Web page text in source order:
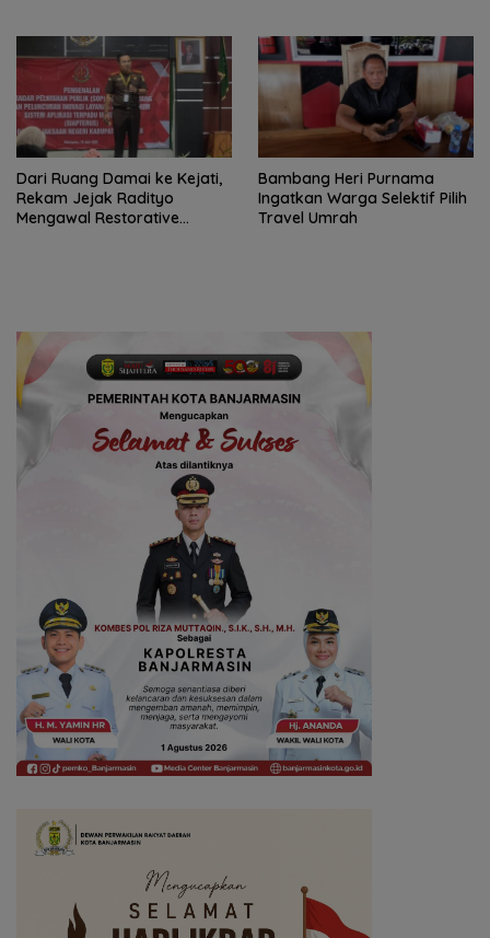
Dari Ruang Damai ke Kejati,
Rekam Jejak Radityo
Mengawal Restorative
Bambang Heri Purnama
Ingatkan Warga Selektif Pilih
Travel Umrah